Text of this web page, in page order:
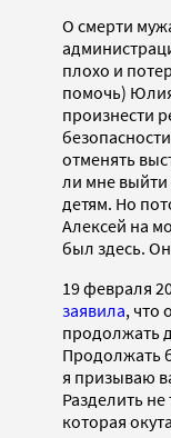
О смерти
плохо и
помочь)
произнести
отменять
ли мне выйти
детям. Но
Алексей на
был здесь.
19 февраля
заявила, что
продолжать
Продолжать
я призываю
Разделить
которая